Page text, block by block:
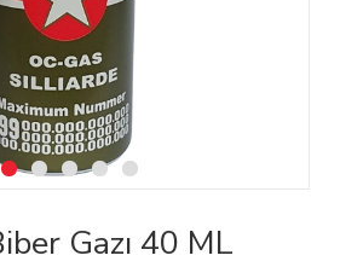
Gazı 40 ML